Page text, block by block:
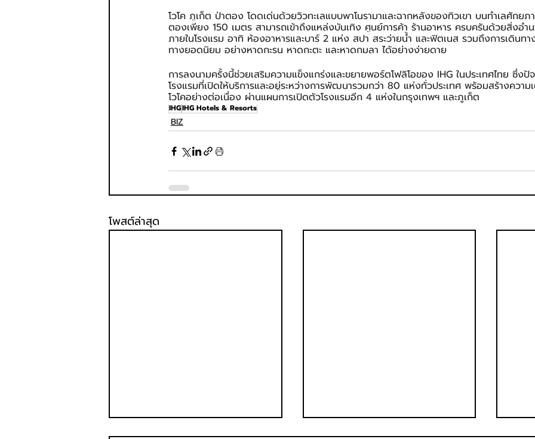
โวโค ภูเก็ต ป่าตอง โดดเด่นด้วยวิวทะเลแบบพาโนรามาและฉากหลังของทิวเขา บนทำเลศักย
ตองเพียง 150 เมตร สามารถเข้าถึงแหล่งบันเทิง ศูนย์การค้า ร้านอาหาร ครบครันด้วยสิ่งอำ
ภายในโรงแรม อาทิ ห้องอาหารและบาร์ 2 แห่ง สปา สระว่ายน้ำ และฟิตเนส รวมถึงการเดินท
ทางยอดนิยม อย่างหาดกะรน หาดกะตะ และหาดกมลา ได้อย่างง่ายดาย
การลงนามครั้งนี้ช่วยเสริมความแข็งแกร่งและขยายพอร์ตโฟลิโอของ IHG ในประเทศไทย ซึ่ง
โรงแรมที่เปิดให้บริการและอยู่ระหว่างการพัฒนารวมกว่า 80 แห่งทั่วประเทศ พร้อมสร้างความ
โวโคอย่างต่อเนื่อง ผ่านแผนการเปิดตัวโรงแรมอีก 4 แห่งในกรุงเทพฯ และภูเก็ต
IHGIHG Hotels & Resorts
BIZ
โพสต์ล่าสุด